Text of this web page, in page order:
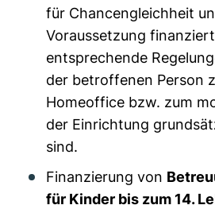
für Chancengleichheit
Voraussetzung
entsprechende
der betroffenen Person
Homeoffice bzw. zum
der Einrichtung
sind.
Finanzierung von
für Kinder bis zum 14.